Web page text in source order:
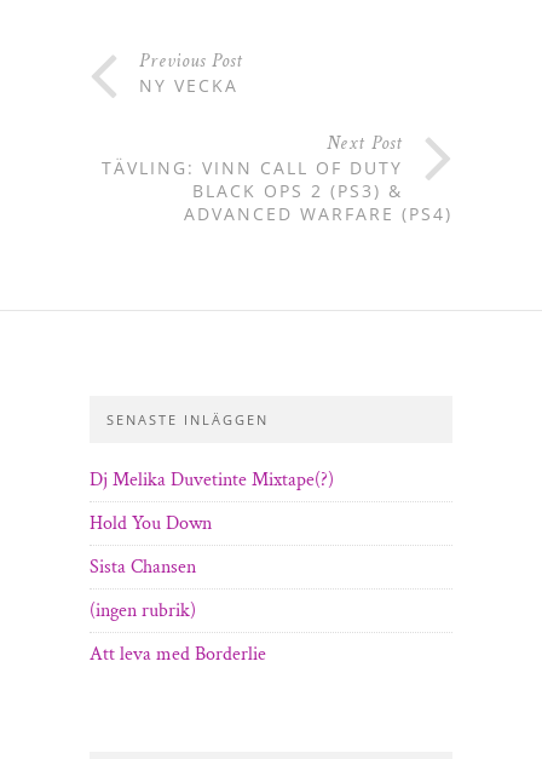
Previous Post
NY VECKA
Next Post
TÄVLING: VINN CALL OF DUTY
BLACK OPS 2 (PS3) &
ADVANCED WARFARE (PS4)
SENASTE INLÄGGEN
Dj Melika Duvetinte Mixtape(?)
Hold You Down
Sista Chansen
(ingen rubrik)
Att leva med Borderlie